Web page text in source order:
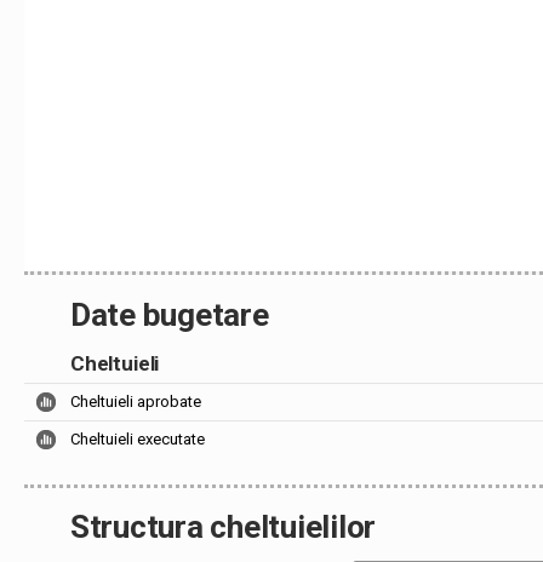
Date bugetare
Cheltuieli
Cheltuieli aprobate
Cheltuieli executate
Structura cheltuielilor